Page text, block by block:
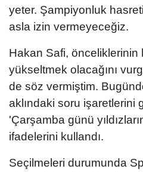
yeter. Şampiyonluk
asla izin vermeyeceğiz.
Hakan Safi, önceliklerinin
yükseltmek olacağını
de söz vermiştim.
aklındaki soru işaretlerini
'Çarşamba günü
ifadelerini kullandı.
Seçilmeleri durumunda